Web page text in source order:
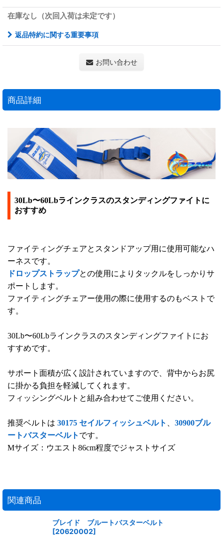
在庫なし（次回入荷は未定です）
返品特約に関する重要事項
お問い合わせ
商品詳細
30Lb〜60Lbラインクラスのスタンディングファイトに
おすすめ
ファイティングチェアとスタンドアップ用に使用可能なハ
ーネスです。
ドロップストラップとの使用によりタックルをしっかりサ
ポートします。
ファイティングチェアー使用の際に使用するのもベストで
す。
30Lb〜60Lbラインクラスのスタンディングファイトにお
すすめです。
サポート面積が広く設計されていますので、背中からお尻
に掛かる負担を軽減してくれます。
フィッシングベルトと組み合わせてご使用ください。
推奨ベルトは 30175 セイルフィッシュベルト
30900ブル
ートバスターベルト です。
Mサイズ：ウエスト86cm程度でジャストサイズ
関連商品
ブレイド ブルートバスターベルト
[20620002]